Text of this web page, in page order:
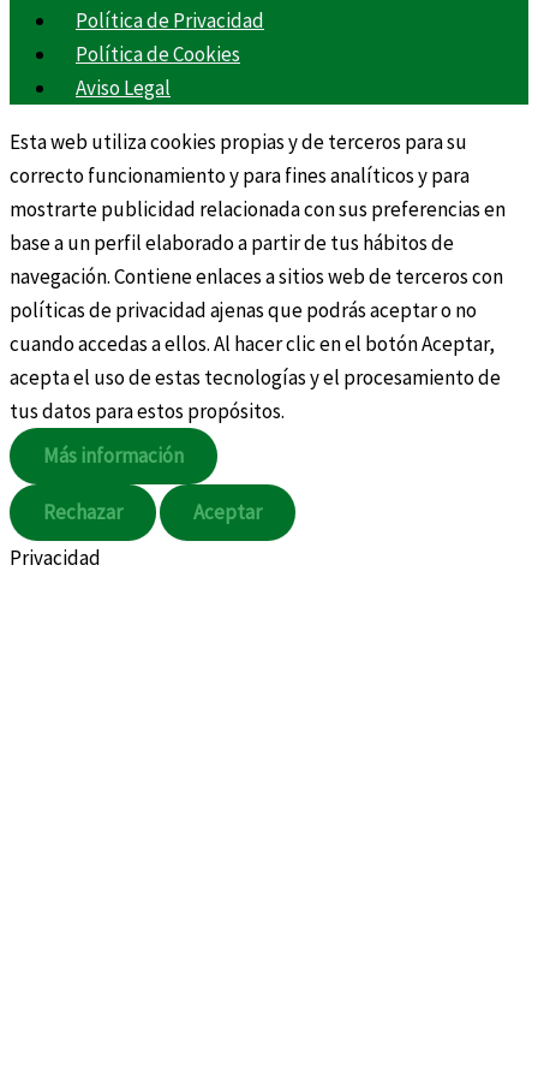
Política de Privacidad
Política de Cookies
Aviso Legal
Esta web utiliza cookies propias y de terceros para su
correcto funcionamiento y para fines analíticos y para
mostrarte publicidad relacionada con sus preferencias en
base a un perfil elaborado a partir de tus hábitos de
navegación. Contiene enlaces a sitios web de terceros con
políticas de privacidad ajenas que podrás aceptar o no
cuando accedas a ellos. Al hacer clic en el botón Aceptar,
acepta el uso de estas tecnologías y el procesamiento de
tus datos para estos propósitos.
Más información
Rechazar
Aceptar
Privacidad